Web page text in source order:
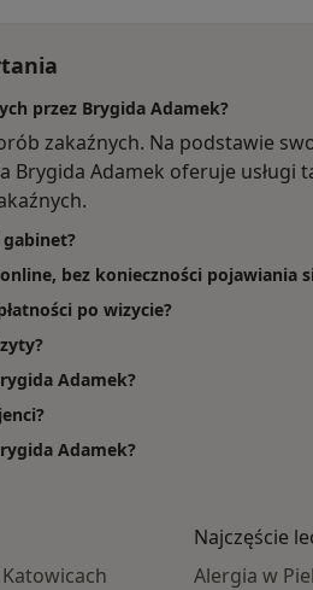
przez Brygida Adamek?
zakaźnych. Na podstawie
Brygida Adamek oferuje usługi
bez konieczności pojawiania
po wizycie?
Adamek?
Adamek?
Najczęście
Alergia w